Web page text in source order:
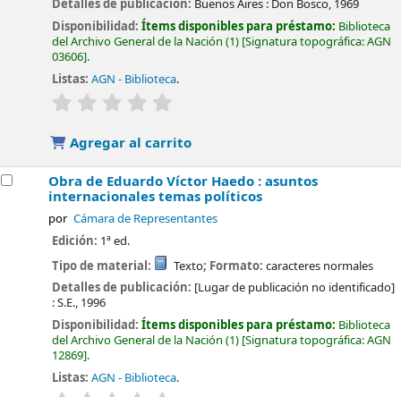
Detalles de publicación: Buenos Aires : Don Bosco, 1969
Disponibilidad:Ítems disponibles para préstamo: Biblioteca
del Archivo General de la Nación (1) Signatura topográfica:AGN
03606 .
Listas: AGN - Biblioteca.
valoración
Agregar al carrito
Obra de Eduardo Víctor Haedo : asuntos
internacionales temas políticos
por Cámara de Representantes
Edición: 1ª ed.
Tipo de material:
Texto; Formato: caracteres normales
Detalles de publicación: [Lugar de publicación no identificado]
:S.E., 1996
Disponibilidad:Ítems disponibles para préstamo: Biblioteca
del Archivo General de la Nación (1) Signatura topográfica:AGN
12869 .
Listas: AGN - Biblioteca.